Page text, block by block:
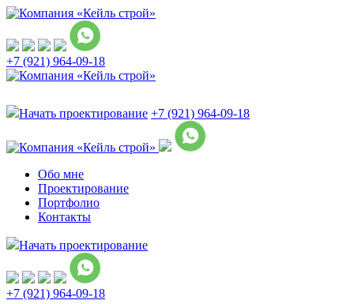
+7 (921) 964-09-18
Начать проектирование +7 (921) 964-09-18
Обо мне
Проектирование
Портфолио
Контакты
Начать проектирование
+7 (921) 964-09-18